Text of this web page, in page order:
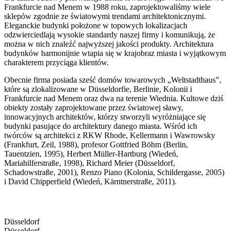
Frankfurcie nad Menem w 1988 roku, zaprojektowaliśmy wiele
sklepów zgodnie ze światowymi trendami architektonicznymi.
Eleganckie budynki położone w topowych lokalizacjach
odzwierciedlają wysokie standardy naszej firmy i komunikują, że
można w nich znaleźć najwyższej jakości produkty. Architektura
budynków harmonijnie wtapia się w krajobraz miasta i wyjątkowym
charakterem przyciąga klientów.
Obecnie firma posiada sześć domów towarowych „Weltstadthaus”,
które są zlokalizowane w Düsseldorfie, Berlinie, Kolonii i
Frankfurcie nad Menem oraz dwa na terenie Wiednia. Kultowe dziś
obiekty zostały zaprojektowane przez światowej sławy,
innowacyjnych architektów, którzy stworzyli wyróżniające się
budynki pasujące do architektury danego miasta. Wśród ich
twórców są architekci z RKW Rhode, Kellermann i Wawrowsky
(Frankfurt, Zeil, 1988), profesor Gottfried Böhm (Berlin,
Tauentzien, 1995), Herbert Müller-Hartburg (Wiedeń,
Mariahilferstraße, 1998), Richard Meier (Düsseldorf,
Schadowstraße, 2001), Renzo Piano (Kolonia, Schildergasse, 2005)
i David Chipperfield (Wiedeń, Kärntnerstraße, 2011).
Düsseldorf